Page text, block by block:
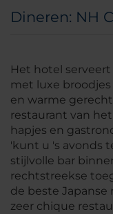
Dineren: NH
Het hotel
met luxe
en warme
restaurant van
hapjes en
'kunt u 's avonds
stijlvolle bar
rechtstreekse
de beste Japanse
zeer chique